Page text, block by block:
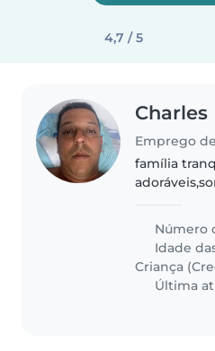
4,7 / 5
Charles
família
de uma
Número
Idade
Criança
Última